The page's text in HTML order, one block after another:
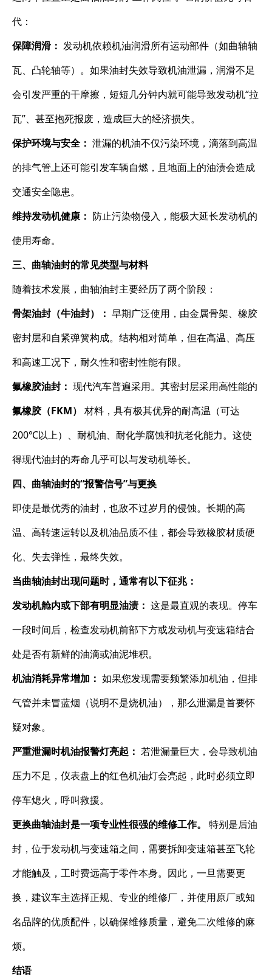
代：
保障润滑： ​ 发动机依赖机油润滑所有运动部件（如曲轴轴
瓦、凸轮轴等）。如果油封失效导致机油泄漏，润滑不足
会引发严重的干摩擦，短短几分钟内就可能导致发动机“拉
瓦”、甚至抱死报废，造成巨大的经济损失。
保护环境与安全： ​ 泄漏的机油不仅污染环境，滴落到高温
的排气管上还可能引发车辆自燃，且地面上的油渍会造成
交通安全隐患。
维持发动机健康： ​ 防止污染物侵入，能极大延长发动机的
使用寿命。
三、曲轴油封的常见类型与材料
随着技术发展，曲轴油封主要经历了两个阶段：
骨架油封（牛油封）： ​ 早期广泛使用，由金属骨架、橡胶
密封层和自紧弹簧构成。结构相对简单，但在高温、高压
和高速工况下，耐久性和密封性能有限。
氟橡胶油封： ​ 现代汽车普遍采用。其密封层采用高性能的
氟橡胶（FKM） ​ 材料，具有极其优异的耐高温（可达
200℃以上）、耐机油、耐化学腐蚀和抗老化能力。这使
得现代油封的寿命几乎可以与发动机等长。
四、曲轴油封的“报警信号”与更换
即使是最优秀的油封，也敌不过岁月的侵蚀。长期的高
温、高转速运转以及机油品质不佳，都会导致橡胶材质硬
化、失去弹性，最终失效。
当曲轴油封出现问题时，通常有以下征兆：
发动机舱内或下部有明显油渍： ​ 这是最直观的表现。停车
一段时间后，检查发动机前部下方或发动机与变速箱结合
处是否有新鲜的油滴或油泥堆积。
机油消耗异常增加： ​ 如果您发现需要频繁添加机油，但排
气管并未冒蓝烟（说明不是烧机油），那么泄漏是首要怀
疑对象。
严重泄漏时机油报警灯亮起： ​ 若泄漏量巨大，会导致机油
压力不足，仪表盘上的红色机油灯会亮起，此时必须立即
停车熄火，呼叫救援。
更换曲轴油封是一项专业性很强的维修工作。
​ 特别是后油
封，位于发动机与变速箱之间，需要拆卸变速箱甚至飞轮
才能触及，工时费远高于零件本身。因此，一旦需要更
换，建议车主选择正规、专业的维修厂，并使用原厂或知
名品牌的优质配件，以确保维修质量，避免二次维修的麻
烦。
结语